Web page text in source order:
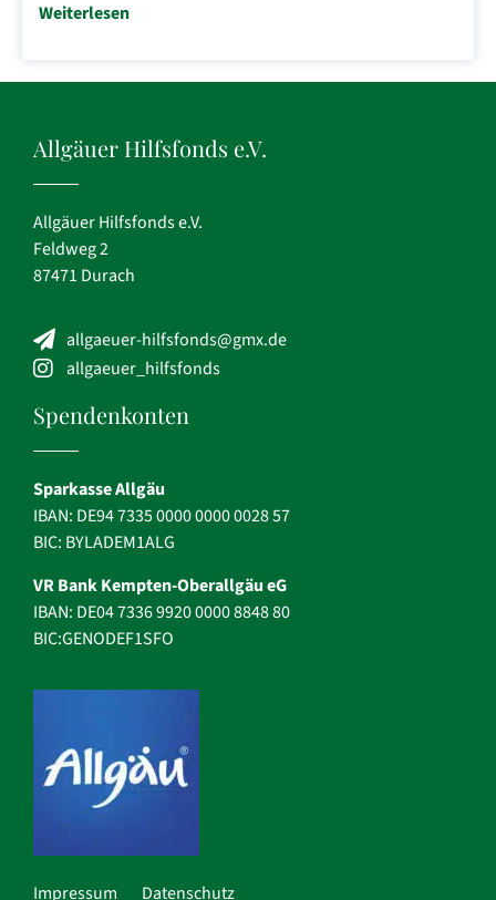
Weiterlesen
Allgäuer Hilfsfonds e.V.
Allgäuer Hilfsfonds e.V.
Feldweg 2
87471 Durach
allgaeuer-hilfsfonds@gmx.de
allgaeuer_hilfsfonds
Spendenkonten
Sparkasse Allgäu
IBAN: DE94 7335 0000 0000 0028 57
BIC: BYLADEM1ALG
VR Bank Kempten-Oberallgäu eG
IBAN: DE04 7336 9920 0000 8848 80
BIC:GENODEF1SFO
Impressum Datenschutz